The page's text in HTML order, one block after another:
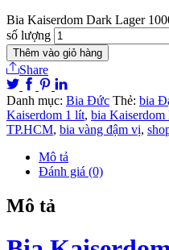
Bia Kaiserdom Dark Lager
số lượng
Thêm vào giỏ hàng
Share
Danh mục: Bia Đức Thẻ: bia
Kaiserdom 1 lít, bia
TP.HCM, bia vàng đậm vị,
Mô tả
Đánh giá (0)
Mô tả